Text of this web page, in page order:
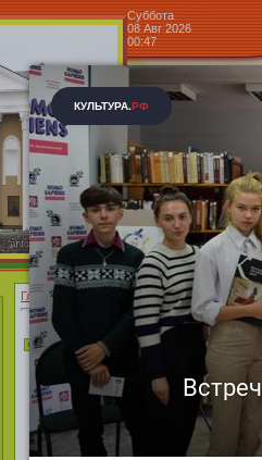
Суббота
08 Авг 2026
00:47
Центр
Блог »
Главная Август » 12
Мастер-класс по
В студии детского
состоялся
Маленькие